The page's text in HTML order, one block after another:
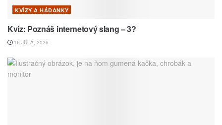
KVÍZY A HÁDANKY
Kvíz: Poznáš internetový slang – 3?
16 JÚLA, 2026